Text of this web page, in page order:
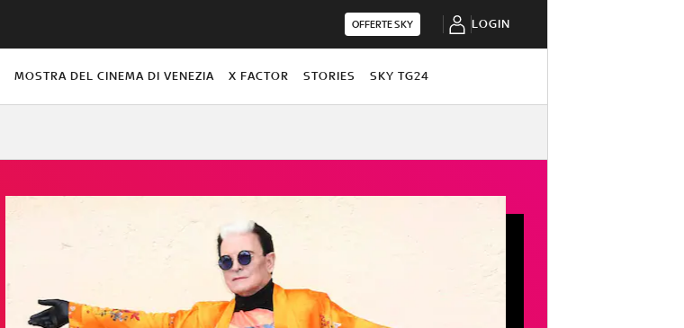
OFFERTE SKY LOGIN
MOSTRA DEL CINEMA DI VENEZIA X FACTOR STORIES SKY TG24